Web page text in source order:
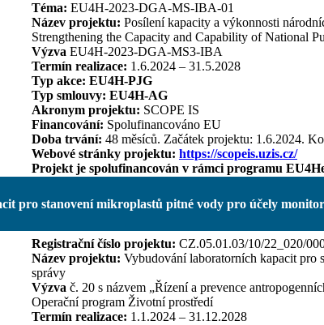
Téma: EU4H-2023-DGA-MS-IBA-01
Název projektu: Posílení kapacity a výkonnosti
Strengthening the Capacity and Capability of National
Výzva EU4H-2023-DGA-MS3-IBA
Termín realizace: 1.6.2024 – 31.5.2028
Typ akce: EU4H-PJG
Typ smlouvy: EU4H-AG
Akronym projektu: SCOPE IS
Financování: Spolufinancováno EU
Doba trvání: 48 měsíců. Začátek projektu: 1.6.2024.
Webové stránky projektu: https://scopeis.uzis.cz/
Projekt je spolufinancován v rámci programu
pro stanovení mikroplastů pitné vody pro účely
Registrační číslo projektu: CZ.05.01.03/10/22_020/
Název projektu: Vybudování laboratorních kapacit pro
správy
Výzva č. 20 s názvem „Řízení a prevence
Operační program Životní prostředí
Termín realizace: 1.1.2024 – 31.12.2028